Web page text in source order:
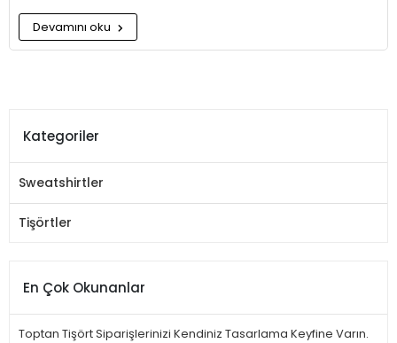
Devamını oku
Kategoriler
Sweatshirtler
Tişörtler
En Çok Okunanlar
Toptan Tişört Siparişlerinizi Kendiniz Tasarlama Keyfine Varın.